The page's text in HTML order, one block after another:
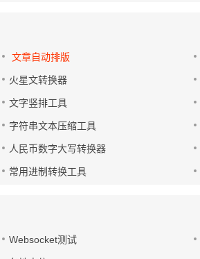
文章自动排版
火星文转换器
文字竖排工具
字符串文本压缩工具
人民币数字大写转换器
常用进制转换工具
Websocket测试